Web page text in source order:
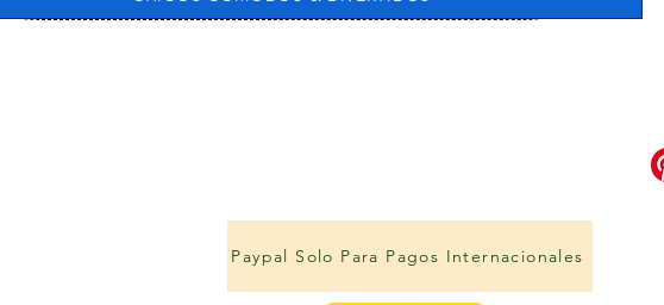
Paypal Solo Para Pagos Internacionales